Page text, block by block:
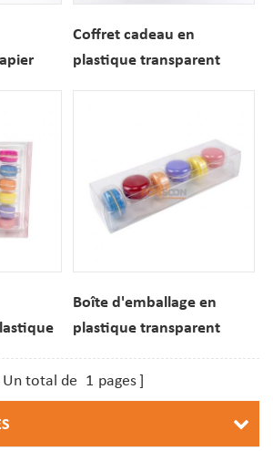
Coffret cadeau en
plastique transparent
avec
Boîte d'emballage en
plastique transparent
pour macarons, 6 pièces,
vente en gros, avec Inserts
Un total de 1 pages